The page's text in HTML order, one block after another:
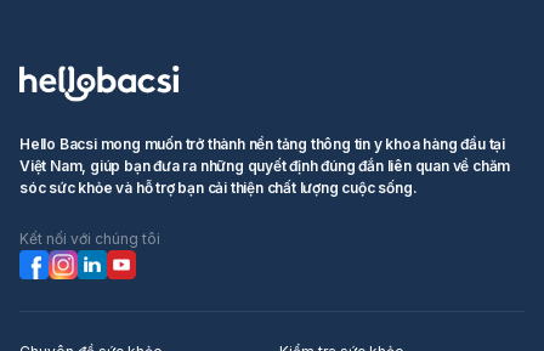
Hello Bacsi mong muốn trở thành nền tảng thông tin y khoa hàng đầu tại
Việt Nam, giúp bạn đưa ra những quyết định đúng đắn liên quan về chăm
sóc sức khỏe và hỗ trợ bạn cải thiện chất lượng cuộc sống.
Kết nối với chúng tôi